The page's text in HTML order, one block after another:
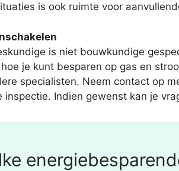
is ook ruimte voor
is niet bouwkundige
je kunt besparen op gas en
specialisten. Neem contact op
inspectie. Indien gewenst kan je